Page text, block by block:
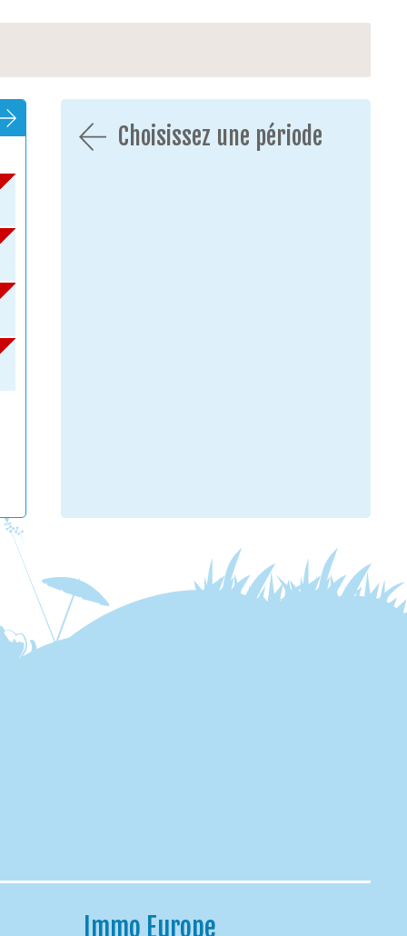
Choisissez une période
Immo Europe